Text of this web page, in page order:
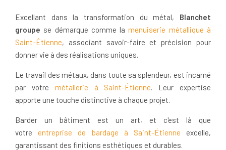
Excellant dans la transformation du métal, Blanchet
groupe se démarque comme lamenuiserie métallique à
Saint-Étienne, associant savoir-faire et précision pour
donner vie à des réalisations uniques.
Le travail des métaux, dans toute sa splendeur, est incarné
par votre métallerie à Saint-Étienne. Leur expertise
apporte une touche distinctive à chaque projet.
Barder un bâtiment est un art, et c'est là que
votreentreprise de bardage à Saint-Étienne excelle,
garantissant des finitions esthétiques et durables.